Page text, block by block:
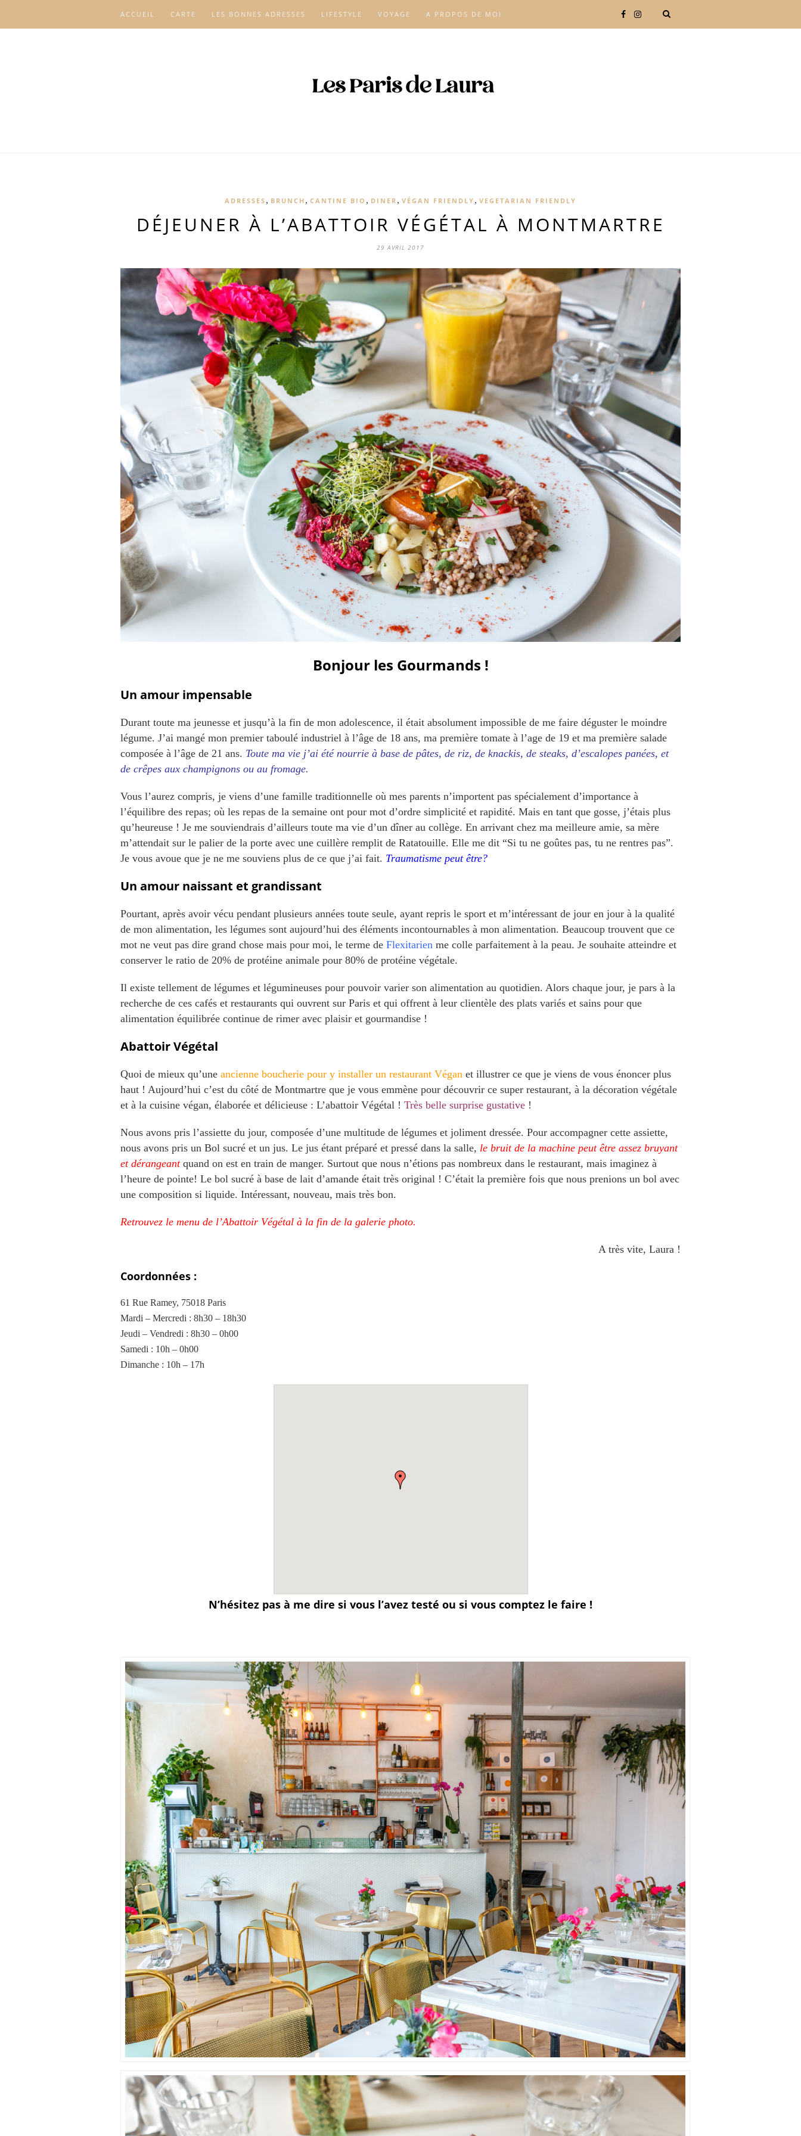
ACCUEIL CARTE LES BONNES ADRESSES LIFESTYLE VOYAGE A PROPOS DE MOI
ADRESSES , BRUNCH , CANTINE BIO , DINER , VÉGAN FRIENDLY , VEGETARIAN FRIENDLY
DÉJEUNER À L’ABATTOIR VÉGÉTAL À MONTMARTRE
29 AVRIL 2017
Bonjour les Gourmands !
Un amour impensable
Durant toute ma jeunesse et jusqu’à la fin de mon adolescence, il était absolument impossible de me faire déguster le moindre
légume. J’ai mangé mon premier taboulé industriel à l’âge de 18 ans, ma première tomate à l’age de 19 et ma première salade
composée à l’âge de 21 ans. Toute ma vie j’ai été nourrie à base de pâtes, de riz, de knackis, de steaks, d’escalopes panées, et
de crêpes aux champignons ou au fromage.
Vous l’aurez compris, je viens d’une famille traditionnelle où mes parents n’importent pas spécialement d’importance à
l’équilibre des repas; où les repas de la semaine ont pour mot d’ordre simplicité et rapidité. Mais en tant que gosse, j’étais plus
qu’heureuse ! Je me souviendrais d’ailleurs toute ma vie d’un dîner au collège. En arrivant chez ma meilleure amie, sa mère
m’attendait sur le palier de la porte avec une cuillère remplit de Ratatouille. Elle me dit “Si tu ne goûtes pas, tu ne rentres pas”.
Je vous avoue que je ne me souviens plus de ce que j’ai fait. Traumatisme peut être?
Un amour naissant et grandissant
Pourtant, après avoir vécu pendant plusieurs années toute seule, ayant repris le sport et m’intéressant de jour en jour à la qualité
de mon alimentation, les légumes sont aujourd’hui des éléments incontournables à mon alimentation. Beaucoup trouvent que ce
mot ne veut pas dire grand chose mais pour moi, le terme de Flexitarien me colle parfaitement à la peau. Je souhaite atteindre et
conserver le ratio de 20% de protéine animale pour 80% de protéine végétale.
Il existe tellement de légumes et légumineuses pour pouvoir varier son alimentation au quotidien. Alors chaque jour, je pars à la
recherche de ces cafés et restaurants qui ouvrent sur Paris et qui offrent à leur clientèle des plats variés et sains pour que
alimentation équilibrée continue de rimer avec plaisir et gourmandise !
Abattoir Végétal
Quoi de mieux qu’une ancienne boucherie pour y installer un restaurant Végan et illustrer ce que je viens de vous énoncer plus
haut ! Aujourd’hui c’est du côté de Montmartre que je vous emmène pour découvrir ce super restaurant, à la décoration végétale
et à la cuisine végan, élaborée et délicieuse : L’abattoir Végétal ! Très belle surprise gustative !
Nous avons pris l’assiette du jour, composée d’une multitude de légumes et joliment dressée. Pour accompagner cette assiette,
nous avons pris un Bol sucré et un jus. Le jus étant préparé et pressé dans la salle, le bruit de la machine peut être assez bruyant
et dérangeantquand on est en train de manger. Surtout que nous n’étions pas nombreux dans le restaurant, mais imaginez à
l’heure de pointe! Le bol sucré à base de lait d’amande était très original ! C’était la première fois que nous prenions un bol avec
une composition si liquide. Intéressant, nouveau, mais très bon.
Retrouvez le menu de l’Abattoir Végétal à la fin de la galerie photo.
A très vite, Laura !
Coordonnées :
61 Rue Ramey, 75018 Paris
Mardi – Mercredi : 8h30 – 18h30
Jeudi – Vendredi : 8h30 – 0h00
Samedi : 10h – 0h00
Dimanche : 10h – 17h
N’hésitez pas à me dire si vous l’avez testé ou si vous comptez le faire !